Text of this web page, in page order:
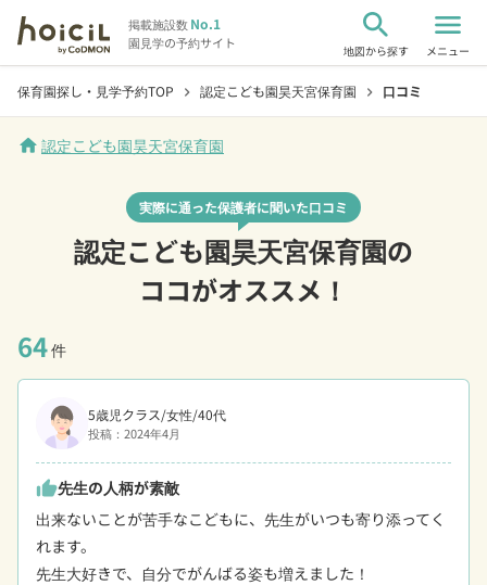
掲載施設数No.1
園見学の予約サイト
search
地図から探す
menu
メニュー
保育園探し・見学予約TOP chevron_right 認定こども園昊天宮保育園 chevron_right 口コミ
home 認定こども園昊天宮保育園
実際に通った保護者に聞いた口コミ
認定こども園昊天宮保育園の
ココがオススメ！
64件
5歳児クラス/女性/40代
投稿：2024年4月
thumb_up先生の人柄が素敵
出来ないことが苦手なこどもに、先生がいつも寄り添ってく
れます。
先生大好きで、自分でがんばる姿も増えました！